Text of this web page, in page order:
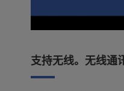
支持无线。无线通